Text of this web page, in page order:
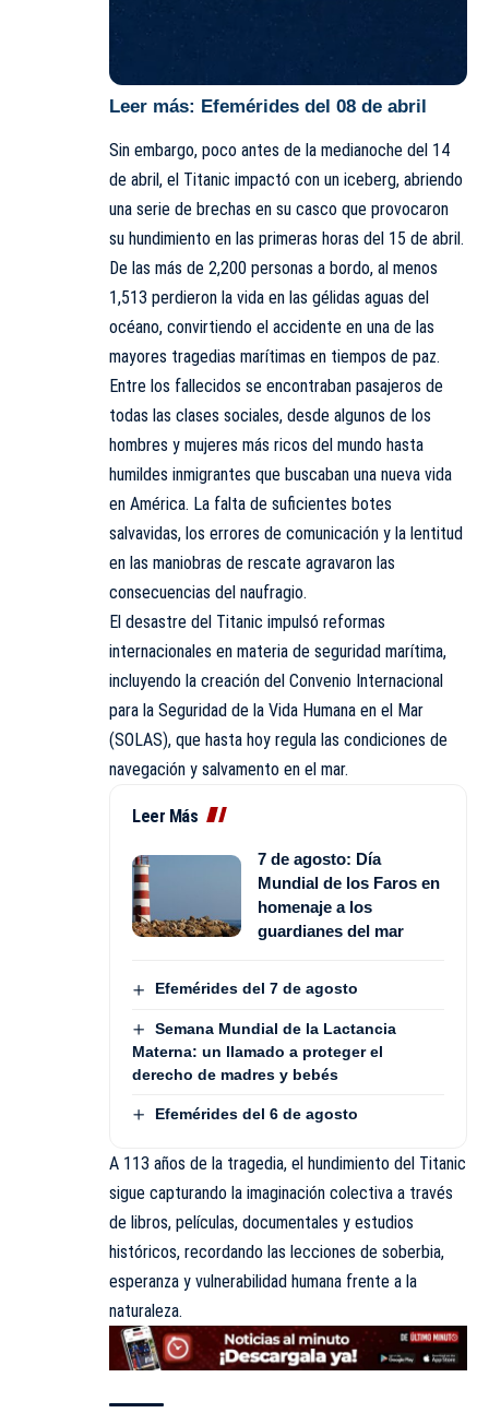
Leer más: Efemérides del 08 de abril
Sin embargo, poco antes de la medianoche del 14
de abril, el Titanic impactó con un iceberg, abriendo
una serie de brechas en su casco que provocaron
su hundimiento en las primeras horas del 15 de abril.
De las más de 2,200 personas a bordo, al menos
1,513 perdieron la vida en las gélidas aguas del
océano, convirtiendo el accidente en una de las
mayores tragedias marítimas en tiempos de paz.
Entre los fallecidos se encontraban pasajeros de
todas las clases sociales, desde algunos de los
hombres y mujeres más ricos del mundo hasta
humildes inmigrantes que buscaban una nueva vida
en América. La falta de suficientes botes
salvavidas, los errores de comunicación y la lentitud
en las maniobras de rescate agravaron las
consecuencias del naufragio.
El desastre del Titanic impulsó reformas
internacionales en materia de seguridad marítima,
incluyendo la creación del Convenio Internacional
para la Seguridad de la Vida Humana en el Mar
(SOLAS), que hasta hoy regula las condiciones de
navegación y salvamento en el mar.
Leer Más
7 de agosto: Día
Mundial de los Faros en
homenaje a los
guardianes del mar
Efemérides del 7 de agosto
Semana Mundial de la Lactancia
Materna: un llamado a proteger el
derecho de madres y bebés
Efemérides del 6 de agosto
A 113 años de la tragedia, el hundimiento del Titanic
sigue capturando la imaginación colectiva a través
de libros, películas, documentales y estudios
históricos, recordando las lecciones de soberbia,
esperanza y vulnerabilidad humana frente a la
naturaleza.